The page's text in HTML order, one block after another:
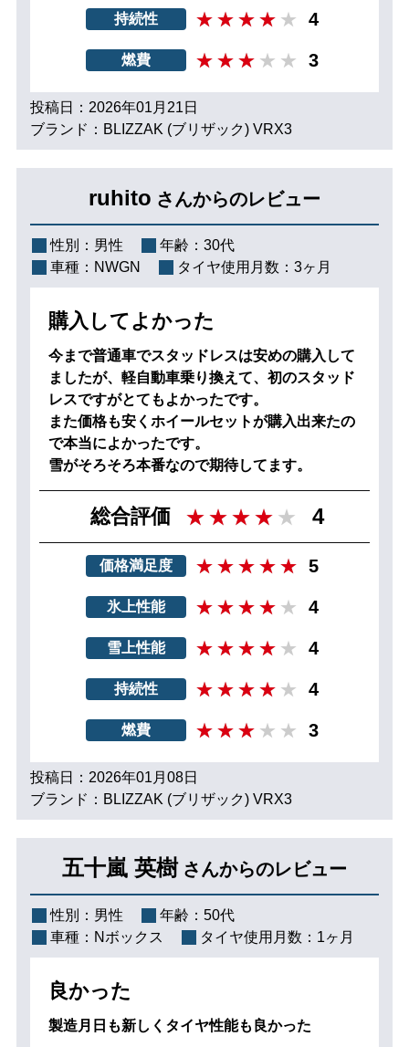
持続性 4
燃費 3
投稿日：2026年01月21日
ブランド：BLIZZAK (ブリザック) VRX3
ruhito さんからのレビュー
性別： 男性 年齢： 30代
車種： NWGN タイヤ使用月数： 3ヶ月
購入してよかった
今まで普通車でスタッドレスは安めの購入して
ましたが、軽自動車乗り換えて、初のスタッド
レスですがとてもよかったです。
また価格も安くホイールセットが購入出来たの
で本当によかったです。
雪がそろそろ本番なので期待してます。
総合評価 4
価格満足度 5
氷上性能 4
雪上性能 4
持続性 4
燃費 3
投稿日：2026年01月08日
ブランド：BLIZZAK (ブリザック) VRX3
五十嵐 英樹 さんからのレビュー
性別： 男性 年齢： 50代
車種： Nボックス タイヤ使用月数： 1ヶ月
良かった
製造月日も新しくタイヤ性能も良かった